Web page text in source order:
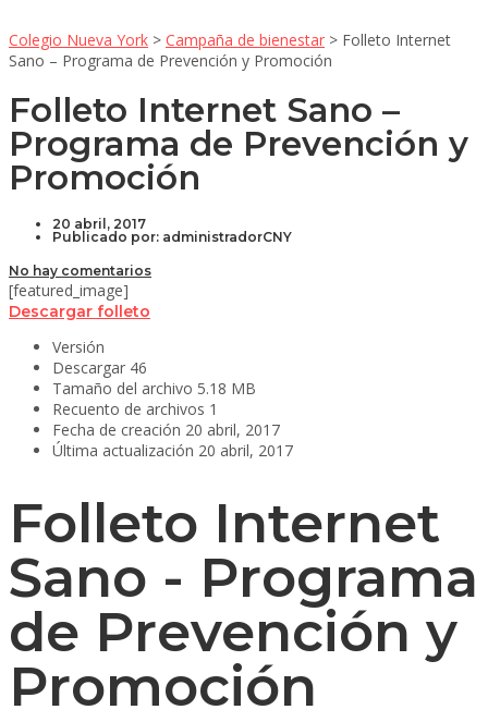
Colegio Nueva York > Campaña de bienestar > Folleto Internet
Sano – Programa de Prevención y Promoción
Folleto Internet Sano –
Programa de Prevención y
Promoción
20 abril, 2017
Publicado por: administradorCNY
No hay comentarios
[featured_image]
Descargar folleto
Versión
Descargar 46
Tamaño del archivo 5.18 MB
Recuento de archivos 1
Fecha de creación 20 abril, 2017
Última actualización 20 abril, 2017
Folleto Internet
Sano - Programa
de Prevención y
Promoción